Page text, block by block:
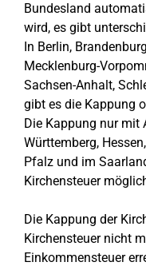
Bundesland
wird, es gibt
In Berlin,
Mecklenburg-
Sachsen-Anhalt,
gibt es die Kappung
Die Kappung nur mit
Württemberg,
Pfalz und im
Kirchensteuer
Die Kappung der
Kirchensteuer nicht
Einkommensteuer